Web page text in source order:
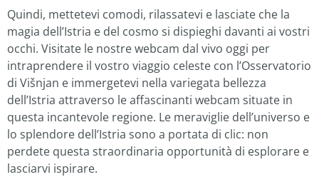
Quindi, mettetevi comodi, rilassatevi e lasciate che la
magia dell’Istria e del cosmo si dispieghi davanti ai vostri
occhi. Visitate le nostre webcam dal vivo oggi per
intraprendere il vostro viaggio celeste con l’Osservatorio
di Višnjan e immergetevi nella variegata bellezza
dell’Istria attraverso le affascinanti webcam situate in
questa incantevole regione. Le meraviglie dell’universo e
lo splendore dell’Istria sono a portata di clic: non
perdete questa straordinaria opportunità di esplorare e
lasciarvi ispirare.